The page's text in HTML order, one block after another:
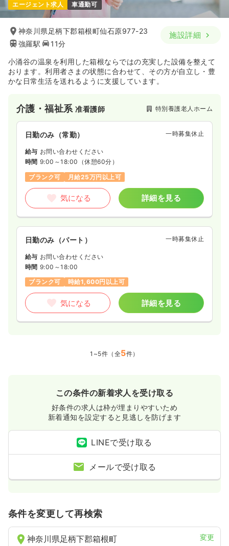
エージェント求人 車通勤可
神奈川県足柄下郡箱根町仙石原977-23
強羅駅
11分
施設詳細
小涌谷の温泉を利用した箱根ならではの充実した設備を整えて
おります。利用者さまの状態に合わせて、その方が自立し・豊
かな日常生活を送れるように支援しています。
介護・福祉系准看護師 特別養護老人ホーム
日勤のみ（常勤） 一時募集休止
給与 お問い合わせください
時間 9:00～18:00 （休憩60分）
ブランク可
月給25万円以上可
気になる 詳細を見る
日勤のみ（パート） 一時募集休止
給与 お問い合わせください
時間 9:00～18:00
ブランク可
時給1,600円以上可
気になる 詳細を見る
1~5件（全5件）
この条件の新着求人を受け取る
好条件の求人は枠が埋まりやすいため
新着通知を設定すると見逃しを防げます
LINEで受け取る
メールで受け取る
条件を変更して再検索
神奈川県足柄下郡箱根町 変更